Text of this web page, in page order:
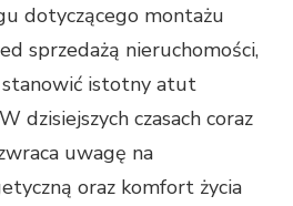
dotyczącego montażu
sprzedażą nieruchomości,
stanowić istotny atut
dzisiejszych czasach coraz
uwagę na
oraz komfort życia